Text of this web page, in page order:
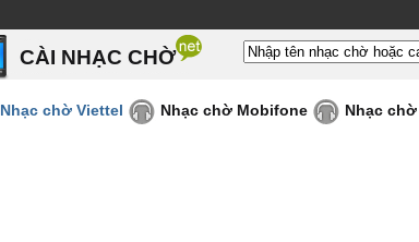
CÀI NHẠC CHỜ
Nhạc chờ Viettel Nhạc chờ Mobifone Nhạc